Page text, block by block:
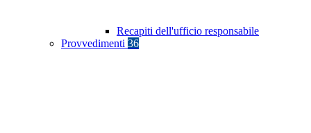
Recapiti dell'ufficio responsabile
Provvedimenti 36